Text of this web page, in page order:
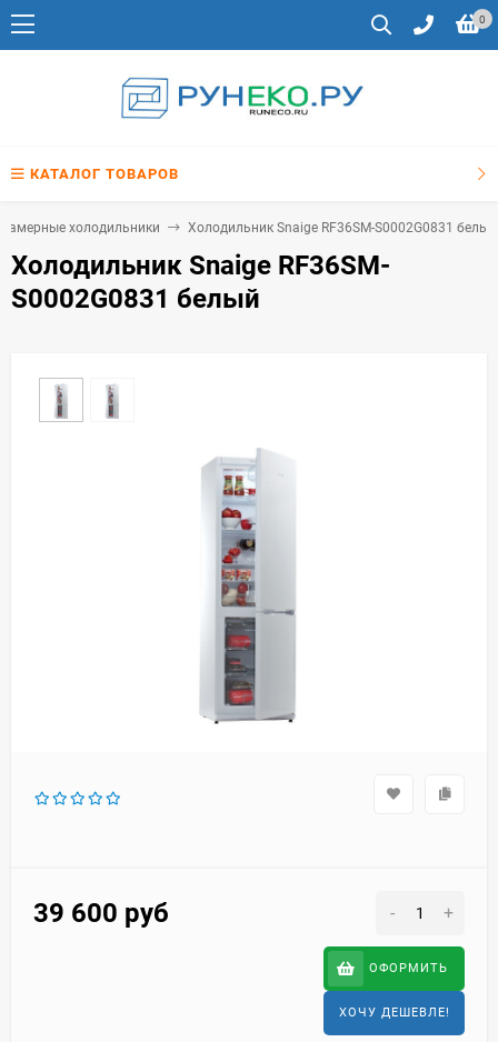
0
КАТАЛОГ ТОВАРОВ
холодильники Холодильник Snaige RF36SM-S0002G0831 белый
Холодильник Snaige RF36SM-
S0002G0831 белый
39 600 руб - +
ОФОРМИТЬ
ХОЧУ ДЕШЕВЛЕ!